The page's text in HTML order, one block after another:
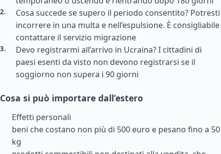
Cosa succede se supero il periodo consentito? Potresti
incorrere in una multa e nell’espulsione. È consigliabile
contattare il servizio migrazione
Devo registrarmi all’arrivo in Ucraina? I cittadini di
paesi esenti da visto non devono registrarsi se il
soggiorno non supera i 90 giorni
Cosa si può importare dall’estero
Effetti personali
beni che costano non più di 500 euro e pesano fino a 50
kg